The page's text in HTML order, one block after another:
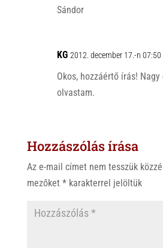
Sándor
KG 2012. december 17.-n 07:50
Okos, hozzáértő írás!
olvastam.
Hozzászólás írása
Az e-mail címet nem tesszük
mezőket *karakterrel jelöltük